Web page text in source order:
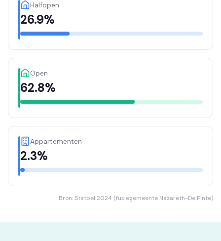
Halfopen
26.9%
Open
62.8%
Appartementen
2.3%
Bron: Statbel 2024 (fusiegemeente Nazareth-De Pinte)